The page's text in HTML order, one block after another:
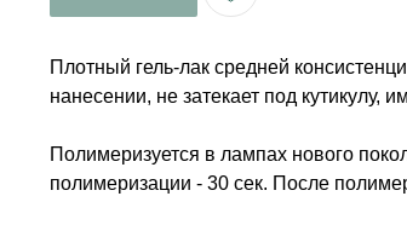
Плотный гель-лак средней
нанесении, не затекает под кутикулу,
Полимеризуется в лампах нового
полимеризации - 30 сек. После